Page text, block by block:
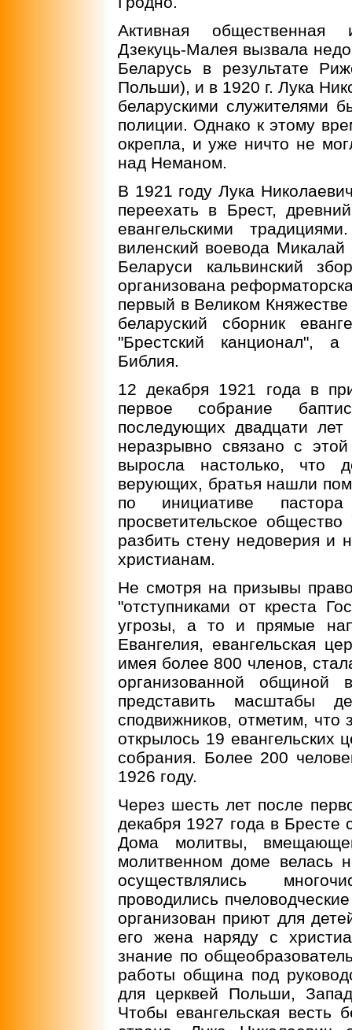
Активная общественная
Дзекуць-Малея вызвала
Беларусь в результате
Польши), и в 1920 г. Лука
беларускими служителями
полиции. Однако к этому
окрепла, и уже ничто не
над Неманом.
В 1921 году Лука
переехать в Брест,
евангельскими
виленский воевода
Беларуси кальвинский
организована
первый в Великом
беларуский сборник
"Брестский канционал", а
Библия.
12 декабря 1921 года в
первое собрание
последующих двадцати
неразрывно связано с
выросла настолько,
верующих, братья нашли
по инициативе
просветительское
разбить стену недоверия и
христианам.
Не смотря на призывы
"отступниками от креста
угрозы, а то и прямые
Евангелия, евангельская
имея более 800 членов,
организованной
представить масштабы
сподвижников, отметим, что
открылось 19 евангельских
собрания. Более 200
1926 году.
Через шесть лет после
декабря 1927 года в Бресте
Дома молитвы,
молитвенном доме велась
осуществлялись
проводились
организован приют для
его жена наряду с
знание по
работы община под
для церквей Польши,
Чтобы евангельская весть